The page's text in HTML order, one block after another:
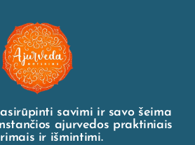
savimi ir savo šeima
ajurvedos praktiniais
ir išmintimi.